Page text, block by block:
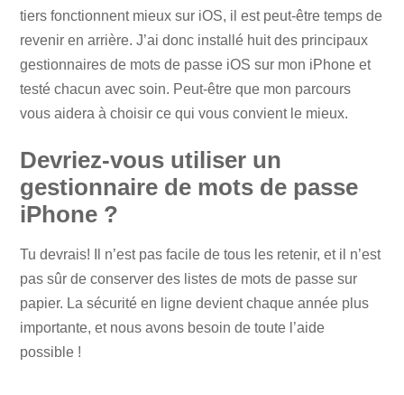
tiers fonctionnent mieux sur iOS, il est peut-être temps de
revenir en arrière. J’ai donc installé huit des principaux
gestionnaires de mots de passe iOS sur mon iPhone et
testé chacun avec soin. Peut-être que mon parcours
vous aidera à choisir ce qui vous convient le mieux.
Devriez-vous utiliser un
gestionnaire de mots de passe
iPhone ?
Tu devrais! Il n’est pas facile de tous les retenir, et il n’est
pas sûr de conserver des listes de mots de passe sur
papier. La sécurité en ligne devient chaque année plus
importante, et nous avons besoin de toute l’aide
possible !